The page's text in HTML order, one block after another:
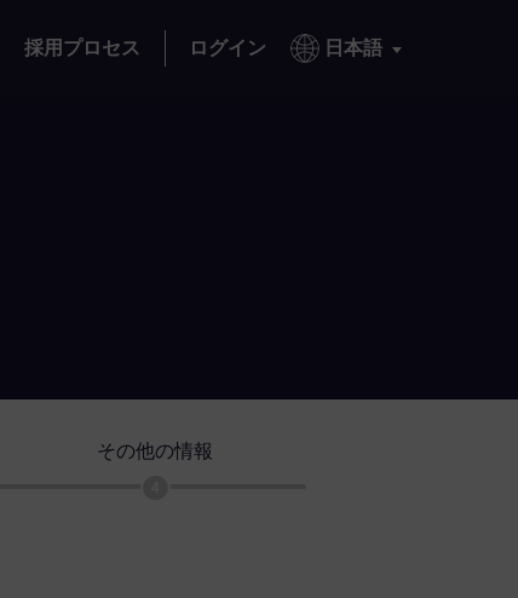
採用プロセス ログイン 日本語
その他の情報